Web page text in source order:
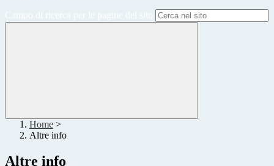
Home >
Altre info
Altre info